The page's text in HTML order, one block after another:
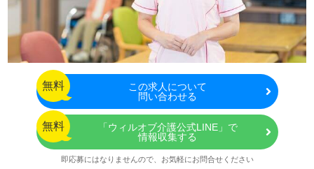
無料 この求人について
問い合わせる
無料
「ウィルオブ介護公式LINE」で
情報収集する
即応募にはなりませんので、お気軽にお問合せください